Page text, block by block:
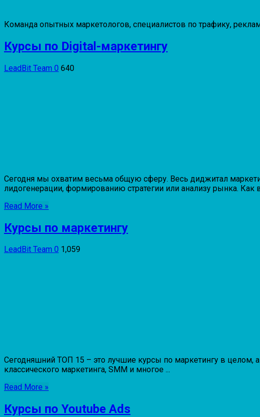
Команда опытных маркетологов, специалистов по трафику,
Курсы по Digital-маркетингу
LeadBit Team 0 640
Сегодня мы охватим весьма общую сферу. Весь диджитал
лидогенерации, формированию стратегии или анализу рынка. Как
Read More »
Курсы по маркетингу
LeadBit Team 0 1,059
Сегодняшний ТОП 15 – это лучшие курсы по маркетингу в целом,
классического маркетинга, SMM и многое ...
Read More »
Курсы по Youtube Ads